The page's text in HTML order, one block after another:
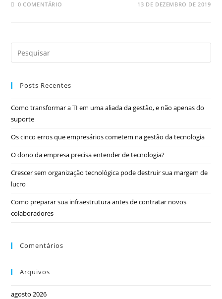
0 COMENTÁRIO 13 DE DEZEMBRO DE 2019
Posts Recentes
Como transformar a TI em uma aliada da gestão, e não apenas do
suporte
Os cinco erros que empresários cometem na gestão da tecnologia
O dono da empresa precisa entender de tecnologia?
Crescer sem organização tecnológica pode destruir sua margem de
lucro
Como preparar sua infraestrutura antes de contratar novos
colaboradores
Comentários
Arquivos
agosto 2026